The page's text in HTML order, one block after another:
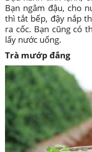
Bạn ngâm đậu, cho
thì tắt bếp, đậy nắp
ra cốc. Bạn cũng có
lấy nước uống.
Trà mướp đắng